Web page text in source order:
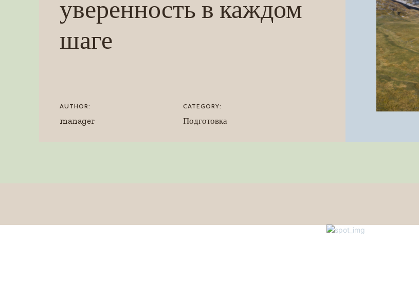
уверенность в каждом
шаге
AUTHOR:
manager
CATEGORY:
Подготовка